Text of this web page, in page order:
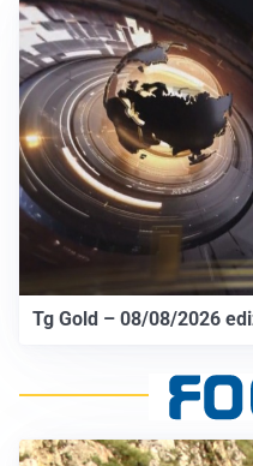
Tg Gold – 08/08/2026